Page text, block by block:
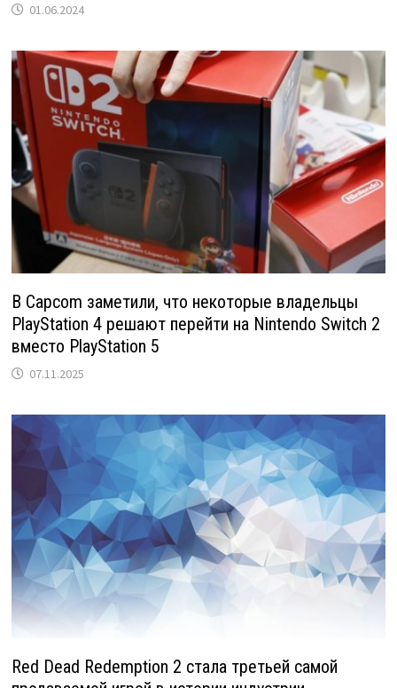
01.06.2024
В Capcom заметили, что некоторые владельцы
PlayStation 4 решают перейти на Nintendo Switch 2
вместо PlayStation 5
07.11.2025
Red Dead Redemption 2 стала третьей самой